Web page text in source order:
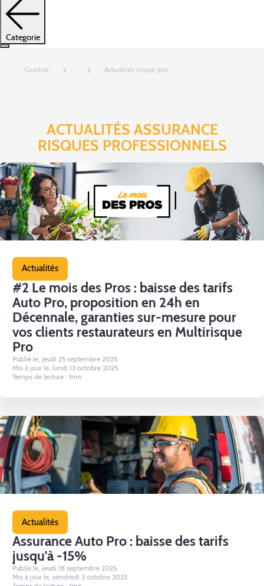
Categorie
Courtier ... Actualités risque pro
ACTUALITÉS ASSURANCE
RISQUES PROFESSIONNELS
Actualités
#2 Le mois des Pros : baisse des tarifs
Auto Pro, proposition en 24h en
Décennale, garanties sur-mesure pour
vos clients restaurateurs en Multirisque
Pro
Publié le, jeudi 25 septembre 2025
Mis à jour le, lundi 13 octobre 2025
Temps de lecture : 1mn
Actualités
Assurance Auto Pro : baisse des tarifs
jusqu'à -15%
Publié le, jeudi 18 septembre 2025
Mis à jour le, vendredi 3 octobre 2025